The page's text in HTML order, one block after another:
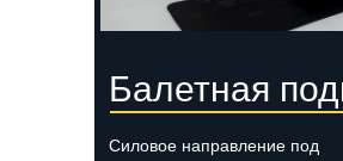
Балетная
Силовое направление под